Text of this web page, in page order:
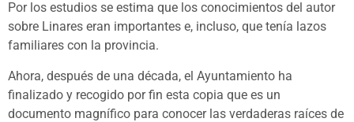
Por los estudios se estima que los conocimientos del autor
sobre Linares eran importantes e, incluso, que tenía lazos
familiares con la provincia.
Ahora, después de una década, el Ayuntamiento ha
finalizado y recogido por fin esta copia que es un
documento magnífico para conocer las verdaderas raíces de